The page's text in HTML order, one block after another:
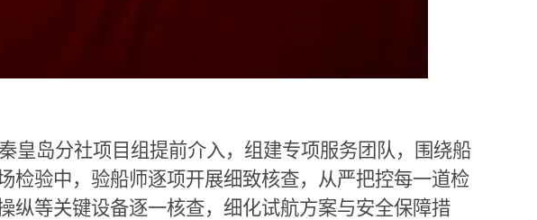
皇岛分社项目组提前介入，组建专项服务团队，围绕船
检验中，验船师逐项开展细致核查，从严把控每一道检
纵等关键设备逐一核查，细化试航方案与安全保障措